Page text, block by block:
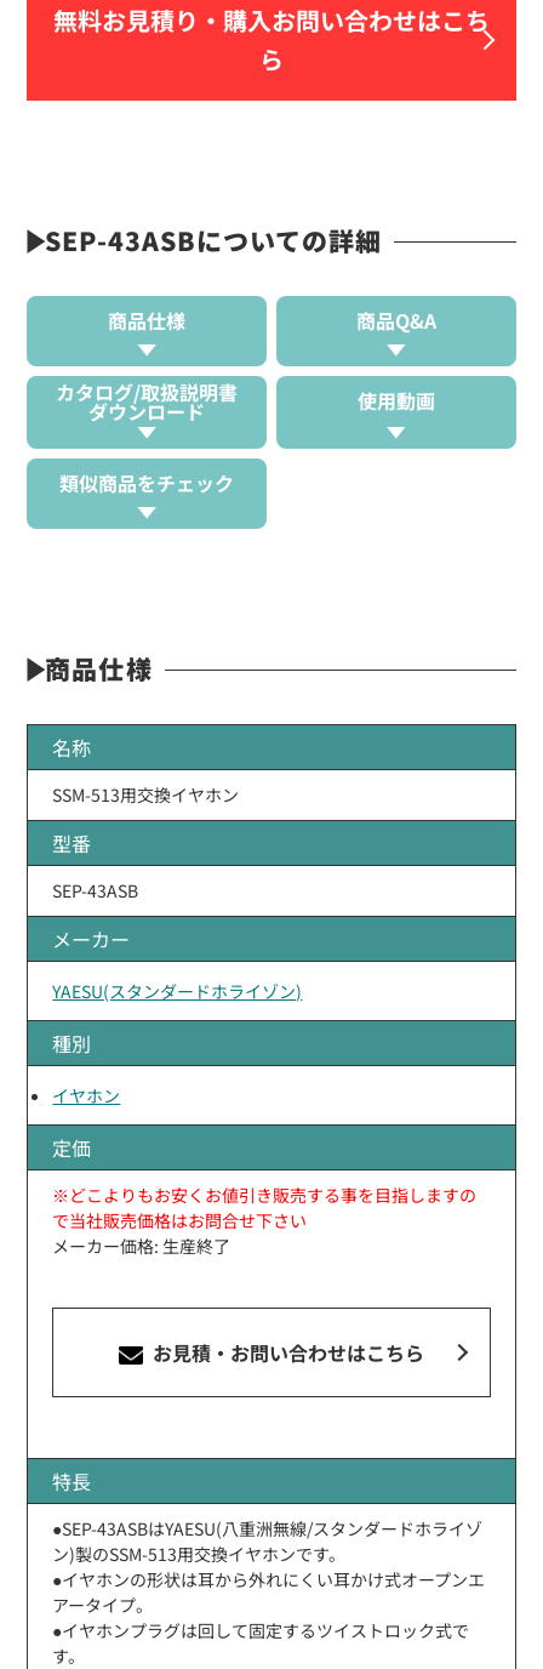
無料お見積り・ 購入お問い合わせはこち
ら
SEP-43ASBについての詳細
商品仕様 商品Q&A
カタログ/取扱説明書
ダウンロード 使用動画
類似商品をチェック
商品仕様
名称
SSM-513用交換イヤホン
型番
SEP-43ASB
メーカー
YAESU(スタンダードホライゾン)
種別
イヤホン
定価
※どこよりもお安くお値引き販売する事を目指しますの
で当社販売価格はお問合せ下さい
メーカー価格: 生産終了
お見積・お問い合わせはこちら
特長
●SEP-43ASBはYAESU(八重洲無線/スタンダードホライゾ
ン)製のSSM-513用交換イヤホンです。
●イヤホンの形状は耳から外れにくい耳かけ式オープンエ
アータイプ。
●イヤホンプラグは回して固定するツイストロック式で
す。